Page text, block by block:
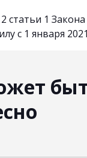
статьи 1
с 1 января